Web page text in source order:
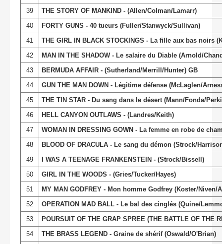
39
THE STORY OF MANKIND - (Allen/Colman/Lamarr)
40
FORTY GUNS - 40 tueurs (Fuller/Stanwyck/Sullivan)
41
THE GIRL IN BLACK STOCKINGS - La fille aux bas noirs
42
MAN IN THE SHADOW - Le salaire du Diable (Arnold/
43
BERMUDA AFFAIR - (Sutherland/Merrill/Hunter) GB
44
GUN THE MAN DOWN - Légitime défense (McLaglen/
45
THE TIN STAR - Du sang dans le désert (Mann/Fonda/
46
HELL CANYON OUTLAWS - (Landres/Keith)
47
WOMAN IN DRESSING GOWN - La femme en robe de
48
BLOOD OF DRACULA - Le sang du démon (Strock/
49
I WAS A TEENAGE FRANKENSTEIN - (Strock/Bissell)
50
GIRL IN THE WOODS - (Gries/Tucker/Hayes)
51
MY MAN GODFREY - Mon homme Godfrey (Koster/Niven/
52
OPERATION MAD BALL - Le bal des cinglés (Quine/
53
POURSUIT OF THE GRAP SPREE (THE BATTLE OF
54
THE BRASS LEGEND - Graine de shérif (Oswald/O'Brian)